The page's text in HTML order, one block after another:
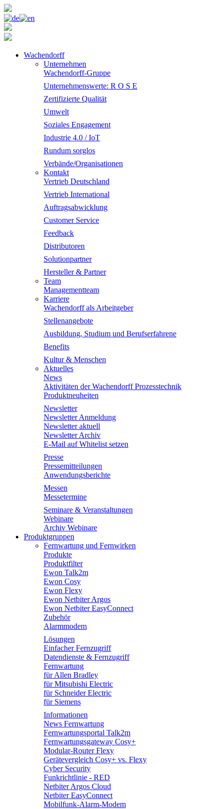
Wachendorff
Unternehmen
Wachendorff-Gruppe
Unternehmenswerte: R O S E
Zertifizierte Qualität
Umwelt
Soziales Engagement
Industrie 4.0 / IoT
Rundum sorglos
Verbände/Organisationen
Kontakt
Vertrieb Deutschland
Vertrieb International
Auftragsabwicklung
Customer Service
Feedback
Distributoren
Solutionpartner
Hersteller & Partner
Team
Managementteam
Karriere
Wachendorff als Arbeitgeber
Stellenangebote
Ausbildung, Studium und Berufserfahrene
Benefits
Kultur & Menschen
Aktuelles
News
Aktivitäten der Wachendorff Prozesstechnik
Produktneuheiten
Newsletter
Newsletter Anmeldung
Newsletter aktuell
Newsletter Archiv
E-Mail auf Whitelist setzen
Presse
Pressemitteilungen
Anwendungsberichte
Messen
Messetermine
Seminare & Veranstaltungen
Webinare
Archiv Webinare
Produktgruppen
Fernwartung und Fernwirken
Produkte
Produktfilter
Ewon Talk2m
Ewon Cosy
Ewon Flexy
Ewon Netbiter Argos
Ewon Netbiter EasyConnect
Zubehör
Alarmmodem
Lösungen
Einfacher Fernzugriff
Datendienste & Fernzugriff
Fernwartung
für Allen Bradley
für Mitsubishi Electric
für Schneider Electric
für Siemens
Informationen
News Fernwartung
Fernwartungsportal Talk2m
Fernwartungsgateway Cosy+
Modular-Router Flexy
Gerätevergleich Cosy+ vs. Flexy
Cyber Security
Funkrichtlinie - RED
Netbiter Argos Cloud
Netbiter EasyConnect
Mobilfunk-Alarm-Modem